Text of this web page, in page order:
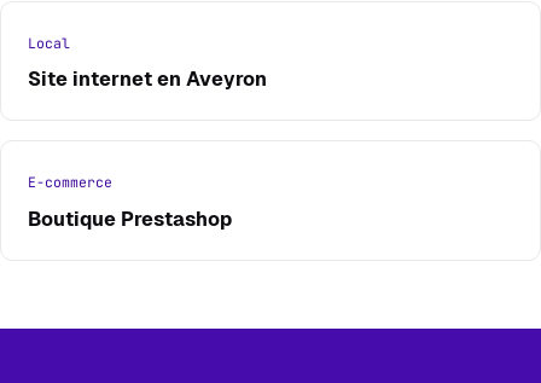
Local
Site internet en Aveyron
E-commerce
Boutique Prestashop